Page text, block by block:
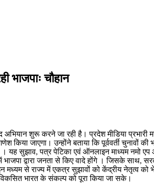
चौहान
शुरू करने जा रही है। प्रदेश मीडिया प्रभारी
किया जाएगा। उन्होंने बताया कि पूर्ववर्ती चुनावों
यह सुझाव, पत्र पेटिका एवं ऑनलाइन माध्यम नमो
द्वारा जनता से किए वादे होंगे । जिसके साथ,
से राज्य में एकत्र सुझावों को केंद्रीय नेतृत्व को
भारत के संकल्प को पूरा किया जा सके।